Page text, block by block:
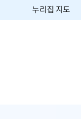
누리집 지도